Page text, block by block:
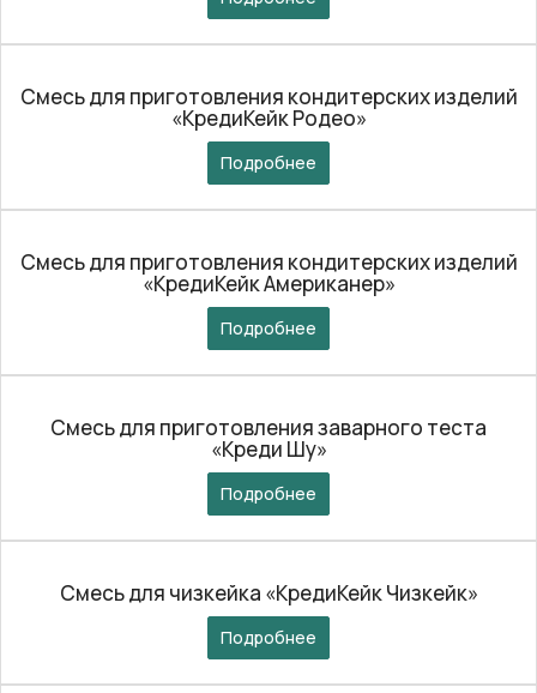
Смесь для приготовления кондитерских изделий
«КредиКейк Родео»
Подробнее
Смесь для приготовления кондитерских изделий
«КредиКейк Американер»
Подробнее
Смесь для приготовления заварного теста
«Креди Шу»
Подробнее
Смесь для чизкейка «КредиКейк Чизкейк»
Подробнее